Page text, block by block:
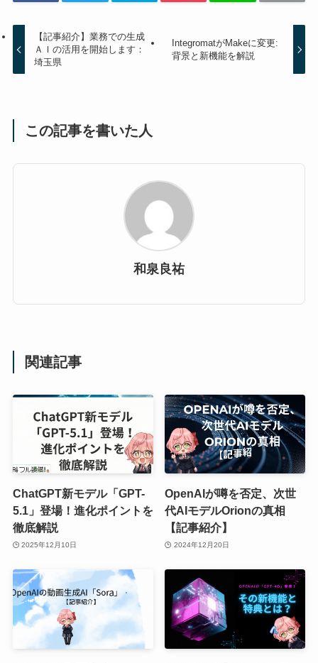
【記事紹介】業務での生成
ＡＩの活用を開始します：
埼玉県
IntegromatがMakeに変更:
背景と新機能を解説
この記事を書いた人
和泉良祐
関連記事
ChatGPT新モデル「GPT-
5.1」登場！進化ポイントを
徹底解説
2025年12月10日
OpenAIが噂を否定、次世
代AIモデルOrionの真相
【記事紹介】
2024年12月20日